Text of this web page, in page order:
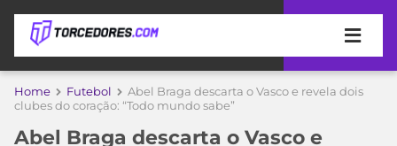
APOSTAS
Home Futebol
Abel Braga descarta o Vasco e revela dois
clubes do coração: “Todo mundo sabe”
Abel Braga descarta o Vasco e